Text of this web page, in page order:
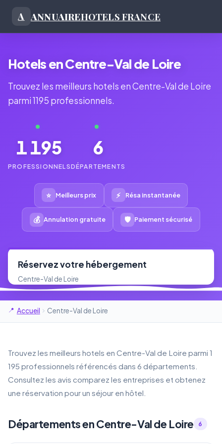
A ANNUAIREHOTELS FRANCE
Hotels en Centre-Val de Loire
Trouvez les meilleurs hotels en Centre-Val de Loire
parmi 1195 professionnels.
1 195
PROFESSIONNELS
6
DÉPARTEMENTS
⭐ Meilleurs prix ⚡ Résa instantanée
💰 Annulation gratuite 🛡 Paiement sécurisé
Réservez votre hébergement
Centre-Val de Loire
Accueil Centre-Val de Loire
Trouvez les meilleurs hotels en Centre-Val de Loire parmi 1
195 professionnels référencés dans 6 départements.
Consultez les avis comparez les entreprises et obtenez
une réservation pour un séjour en hôtel.
Départements en Centre-Val de Loire 6